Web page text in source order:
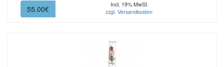
55.00€
Incl. 19% MwSt.
zzgl. Versandkosten